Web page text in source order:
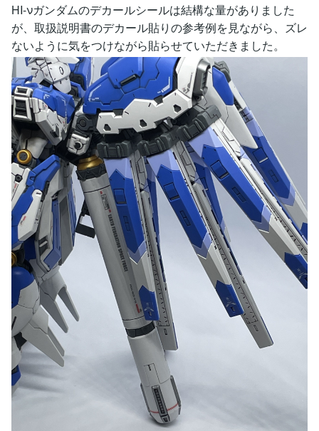
HI-νガンダムのデカールシールは結構な量がありました
が、取扱説明書のデカール貼りの参考例を見ながら、ズレ
ないように気をつけながら貼らせていただきました。